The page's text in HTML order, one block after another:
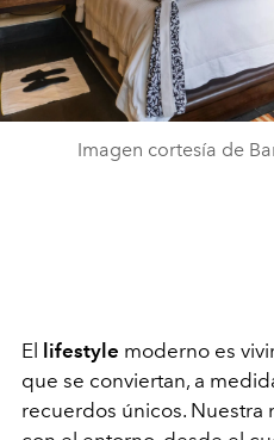
Imagen cortesía de
El lifestyle moderno es
que se conviertan, a
recuerdos únicos. Nuestra